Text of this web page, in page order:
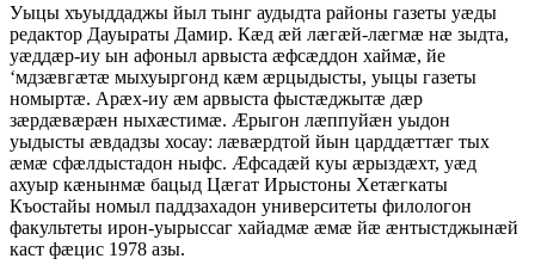
Уыцы хъуыддаджы йыл тынг аудыдта районы газеты уæды
редактор Дауыраты Дамир. Кæд æй лæгæй-лæгмæ нæ зыдта,
уæддæр-иу ын афоныл арвыста æфсæддон хаймæ, йе
‘мдзæвгæтæ мыхуыргонд кæм æрцыдысты, уыцы газеты
номыртæ. Арæх-иу æм арвыста фыстæджытæ дæр
зæрдæвæрæн ныхæстимæ. Æрыгон лæппуйæн уыдон
уыдысты æвдадзы хосау: лæвæрдтой йын царддæттæг тых
æмæ сфæлдыстадон ныфс. Æфсадæй куы æрыздæхт, уæд
ахуыр кæнынмæ бацыд Цæгат Ирыстоны Хетæгкаты
Къостайы номыл паддзахадон университеты филологон
факультеты ирон-уырыссаг хайадмæ æмæ йæ æнтыстджынæй
каст фæцис 1978 азы.